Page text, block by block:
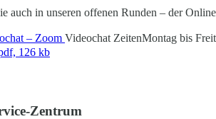
auch in unseren offenen Runden – der
– Zoom Videochat ZeitenMontag bis
126 kb
Zentrum